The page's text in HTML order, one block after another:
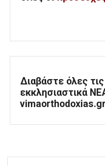
Διαβάστε όλες τις
εκκλησιαστικά
vimaorthodoxias.gr